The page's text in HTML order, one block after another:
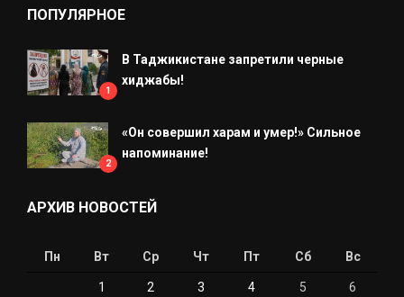
ПОПУЛЯРНОЕ
1
В Таджикистане запретили черные
хиджабы!
2
«Он совершил харам и умер!» Сильное
напоминание!
АРХИВ НОВОСТЕЙ
Пн Вт Ср Чт Пт Сб Вс
1 2 3 4 5 6